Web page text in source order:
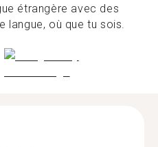
étrangère avec des
langue, où que tu sois.